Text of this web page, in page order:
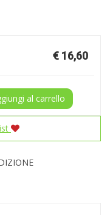
€ 16,60
al carrello